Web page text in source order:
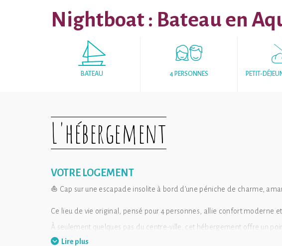
Nightboat : Bateau en
BATEAU 4 PERSONNES PETIT-
L'hébergement
VOTRE LOGEMENT
⛵ Cap sur une escapade insolite à bord d’une péniche de charme,
Ce lieu de vie original, pensé pour 4 personnes, allie confort moderne
À seulement quelques pas du centre-ville, cet hébergement offre un
de bons vins et les flâneurs curieux de découvrir les quais.
Lire plus